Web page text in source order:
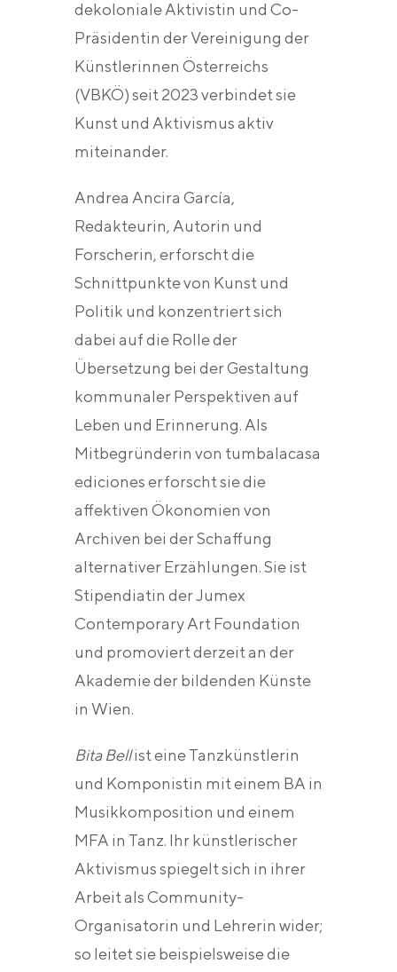
dekoloniale Aktivistin und Co-
Präsidentin der Vereinigung der
Künstlerinnen Österreichs
(VBKÖ) seit 2023 verbindet sie
Kunst und Aktivismus aktiv
miteinander.
Andrea Ancira García,
Redakteurin, Autorin und
Forscherin, erforscht die
Schnittpunkte von Kunst und
Politik und konzentriert sich
dabei auf die Rolle der
Übersetzung bei der Gestaltung
kommunaler Perspektiven auf
Leben und Erinnerung. Als
Mitbegründerin von tumbalacasa
ediciones erforscht sie die
affektiven Ökonomien von
Archiven bei der Schaffung
alternativer Erzählungen. Sie ist
Stipendiatin der Jumex
Contemporary Art Foundation
und promoviert derzeit an der
Akademie der bildenden Künste
in Wien.
Bita Bellist eine Tanzkünstlerin
und Komponistin mit einem BA in
Musikkomposition und einem
MFA in Tanz. Ihr künstlerischer
Aktivismus spiegelt sich in ihrer
Arbeit als Community-
Organisatorin und Lehrerin wider;
so leitet sie beispielsweise die